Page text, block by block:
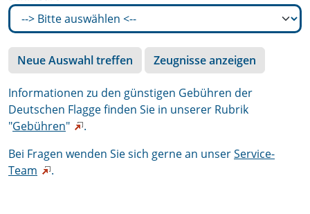
Neue Auswahl treffen Zeugnisse anzeigen
Informationen zu den günstigen Gebühren der
Deutschen Flagge finden Sie in unserer Rubrik
"Gebühren"
.
Bei Fragen wenden Sie sich gerne an unserService-
Team
.